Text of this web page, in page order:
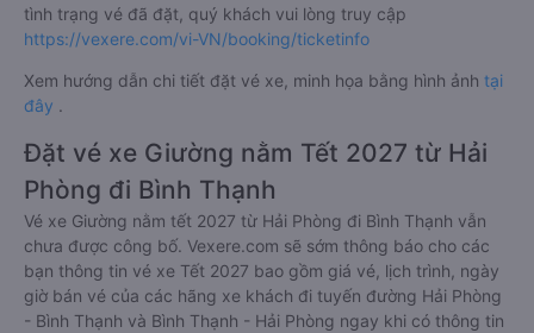
tình trạng vé đã đặt, quý khách vui lòng truy cập
https://vexere.com/vi-VN/booking/ticketinfo
Xem hướng dẫn chi tiết đặt vé xe, minh họa bằng hình ảnh tại
đây .
Đặt vé xe Giường nằm Tết 2027 từ Hải
Phòng đi Bình Thạnh
Vé xe Giường nằm tết 2027 từ Hải Phòng đi Bình Thạnh vẫn
chưa được công bố. Vexere.com sẽ sớm thông báo cho các
bạn thông tin vé xe Tết 2027 bao gồm giá vé, lịch trình, ngày
giờ bán vé của các hãng xe khách đi tuyến đường Hải Phòng
- Bình Thạnh và Bình Thạnh - Hải Phòng ngay khi có thông tin